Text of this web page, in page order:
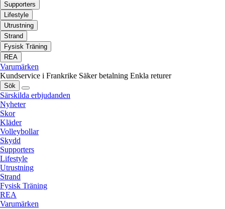
Supporters
Lifestyle
Utrustning
Strand
Fysisk Träning
REA
Varumärken
Kundservice i Frankrike Säker betalning Enkla returer
Sök
Särskilda erbjudanden
Nyheter
Skor
Kläder
Volleybollar
Skydd
Supporters
Lifestyle
Utrustning
Strand
Fysisk Träning
REA
Varumärken